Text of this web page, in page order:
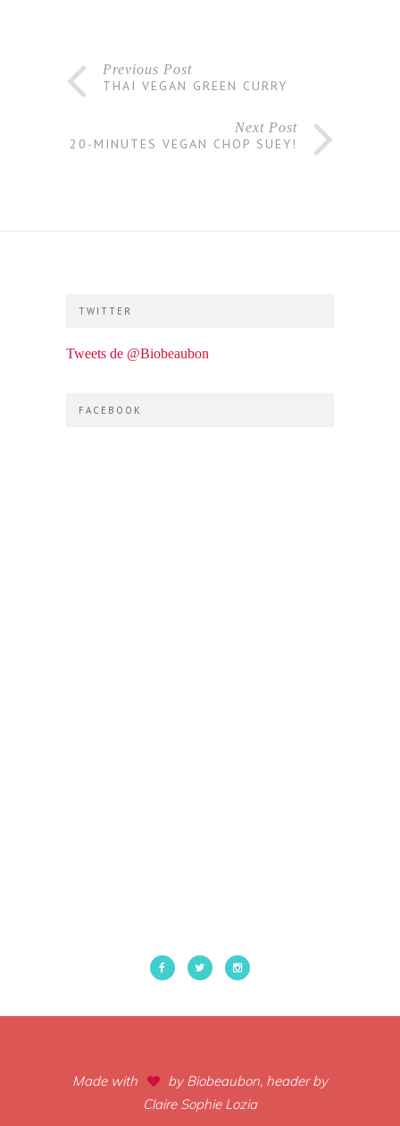
Previous Post
THAI VEGAN GREEN CURRY
Next Post
20-MINUTES VEGAN CHOP SUEY!
TWITTER
Tweets de @Biobeaubon
FACEBOOK
Made with
by Biobeaubon, header by
Claire Sophie Lozia